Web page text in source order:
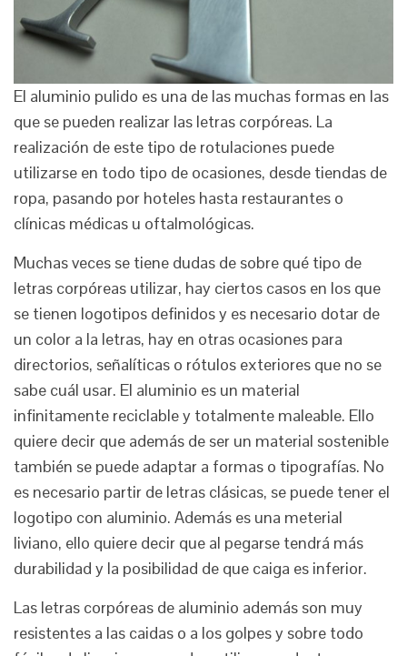
El aluminio pulido es una de las muchas formas en las
que se pueden realizar las letras corpóreas. La
realización de este tipo de rotulaciones puede
utilizarse en todo tipo de ocasiones, desde tiendas de
ropa, pasando por hoteles hasta restaurantes o
clínicas médicas u oftalmológicas.
Muchas veces se tiene dudas de sobre qué tipo de
letras corpóreas utilizar, hay ciertos casos en los que
se tienen logotipos definidos y es necesario dotar de
un color a la letras, hay en otras ocasiones para
directorios, señalíticas o rótulos exteriores que no se
sabe cuál usar. El aluminio es un material
infinitamente reciclable y totalmente maleable. Ello
quiere decir que además de ser un material sostenible
también se puede adaptar a formas o tipografías. No
es necesario partir de letras clásicas, se puede tener el
logotipo con aluminio. Además es una meterial
liviano, ello quiere decir que al pegarse tendrá más
durabilidad y la posibilidad de que caiga es inferior.
Las letras corpóreas de aluminio además son muy
resistentes a las caidas o a los golpes y sobre todo